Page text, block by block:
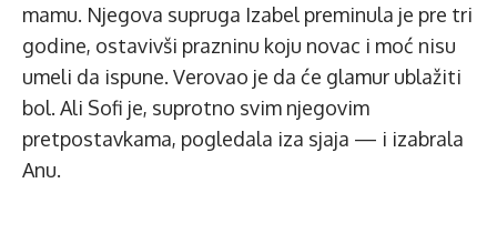
mamu. Njegova supruga Izabel preminula je pre tri
godine, ostavivši prazninu koju novac i moć nisu
umeli da ispune. Verovao je da će glamur ublažiti
bol. Ali Sofi je, suprotno svim njegovim
pretpostavkama, pogledala iza sjaja — i izabrala
Anu.